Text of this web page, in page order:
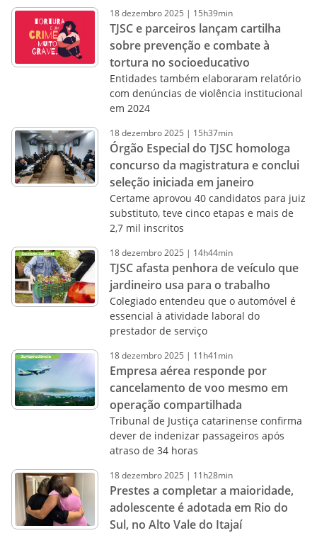
18dezembro2025 | 15h39min
TJSC e parceiros lançam cartilha
sobre prevenção e combate à
tortura no socioeducativo
Entidades também elaboraram relatório
com denúncias de violência institucional
em 2024
18dezembro2025 | 15h37min
Órgão Especial do TJSC homologa
concurso da magistratura e conclui
seleção iniciada em janeiro
Certame aprovou 40 candidatos para juiz
substituto, teve cinco etapas e mais de
2,7 mil inscritos
18dezembro2025 | 14h44min
TJSC afasta penhora de veículo que
jardineiro usa para o trabalho
Colegiado entendeu que o automóvel é
essencial à atividade laboral do
prestador de serviço
18dezembro2025 | 11h41min
Empresa aérea responde por
cancelamento de voo mesmo em
operação compartilhada
Tribunal de Justiça catarinense confirma
dever de indenizar passageiros após
atraso de 34 horas
18dezembro2025 | 11h28min
Prestes a completar a maioridade,
adolescente é adotada em Rio do
Sul, no Alto Vale do Itajaí